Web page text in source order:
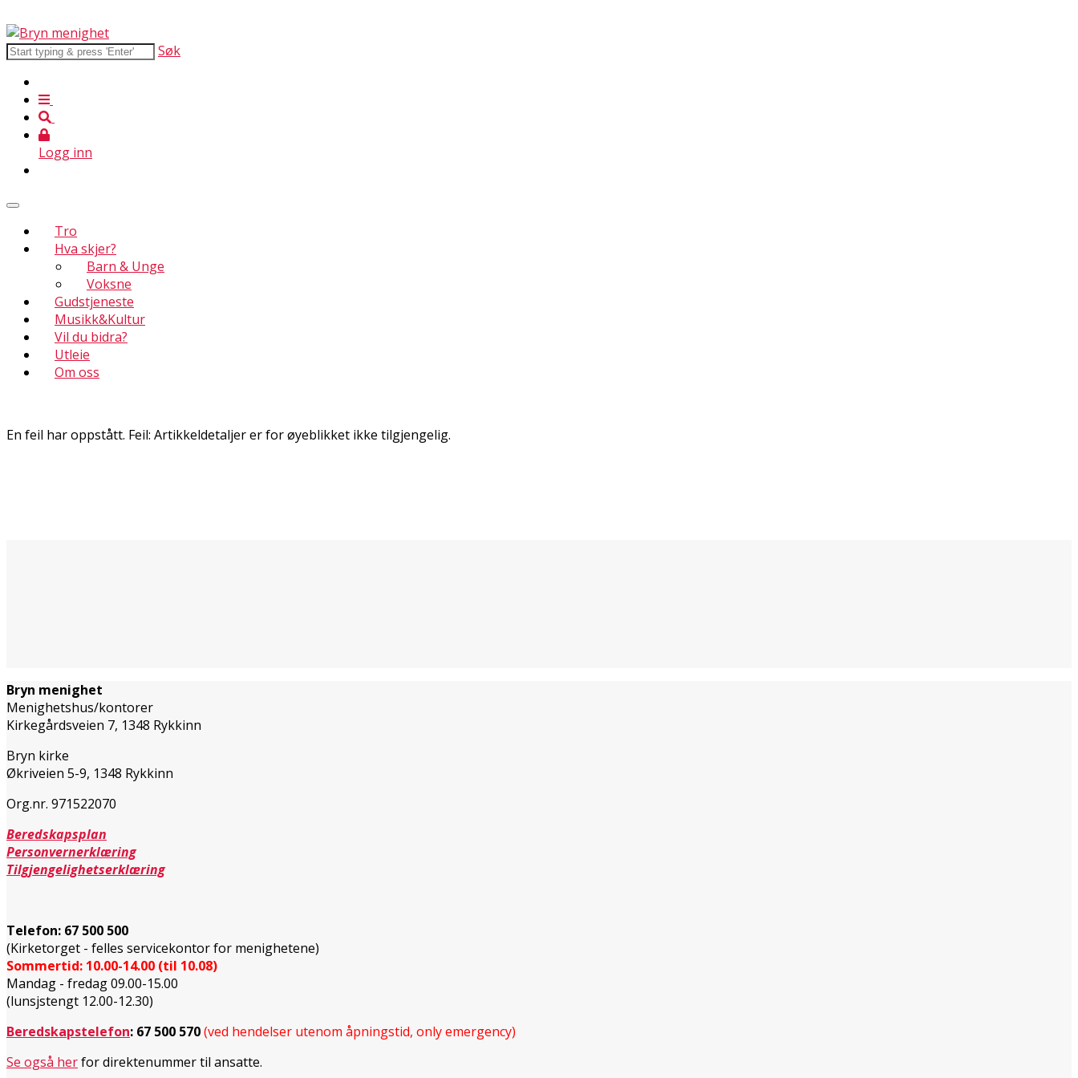
Søk
Logg inn
Tro
Hva skjer?
Barn & Unge
Voksne
Gudstjeneste
Musikk&Kultur
Vil du bidra?
Utleie
Om oss
En feil har oppstått. Feil: Artikkeldetaljer er for øyeblikket ikke tilgjengelig.
Bryn menighet
Menighetshus/kontorer
Kirkegårdsveien 7, 1348 Rykkinn
Bryn kirke
Økriveien 5-9, 1348 Rykkinn
Org.nr. 971522070
Beredskapsplan
Personvernerklæring
Tilgjengelighetserklæring
Telefon: 67 500 500
(Kirketorget - felles servicekontor for menighetene)
Sommertid: 10.00-14.00 (til 10.08)
Mandag - fredag 09.00-15.00
(lunsjstengt 12.00-12.30)
Beredskapstelefon: 67 500 570(ved hendelser utenom åpningstid, only emergency)
Se også herfor direktenummer til ansatte.